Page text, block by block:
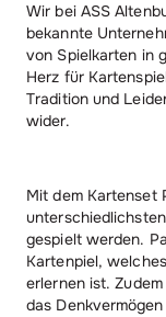
Wir bei ASS
bekannte
von Spielkarten in
Herz für
Tradition und
wider.
Mit dem Kartenset
gespielt werden.
Kartenpiel,
erlernen ist.
das